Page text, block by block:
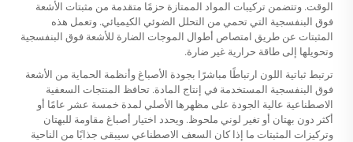
الوقت. وتتضمن تركيبات المواد الممتازة حزمًا متقدمة من مثبتات الأشعة
فوق البنفسجية التي تحمي من التحلل الضوئي الكيميائي. وتعمل هذه
المثبتات عن طريق امتصاص أطوال الموجات الضارة للأشعة فوق البنفسجية
وتحويلها إلى طاقة حرارية غير ضارة.
ترتبط ثباتية اللون ارتباطًا مباشرًا بجودة الأصباغ وأنظمة الحماية من الأشعة
فوق البنفسجية المستخدمة في إنتاج المادة. تحافظ المنتجات السعفية
الاصطناعية عالية الجودة على مظهرها الأصلي لمدة خمسة عشر عامًا أو
أكثر دون بهتان أو تغير لوني ملحوظ. ويحدد اختيار أصباغ مقاومة للبهتان
وتركيزات المثبتات ما إذا كان السعف الاصطناعي سيبقى جذابًا من الناحية